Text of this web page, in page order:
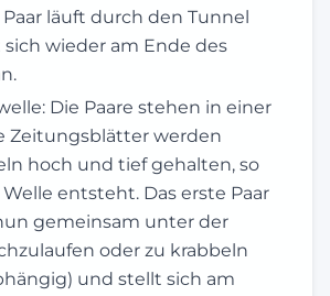
Paar läuft durch den Tunnel
wieder am Ende des
Die Paare stehen in einer
Zeitungsblätter werden
hoch und tief gehalten, so
entsteht. Das erste Paar
gemeinsam unter der
oder zu krabbeln
und stellt sich am